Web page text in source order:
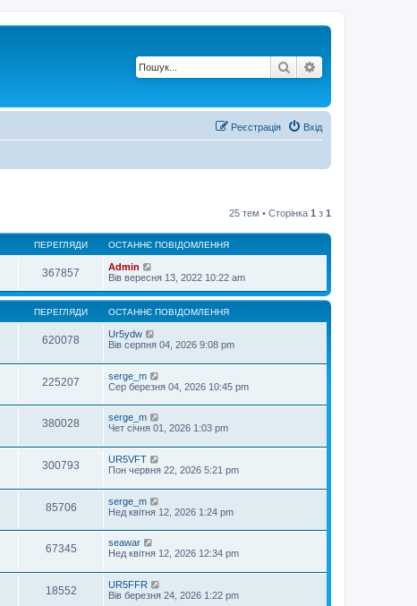
Пошук
Вхід
Реєстрація
25 тем • Сторінка 1 з 1
ПЕРЕГЛЯДИ ОСТАННЄ ПОВІДОМЛЕННЯ
367857
Admin
Вів вересня 13, 2022 10:22 am
ПЕРЕГЛЯДИ ОСТАННЄ ПОВІДОМЛЕННЯ
620078
Ur5ydw
Вів серпня 04, 2026 9:08 pm
225207
serge_m
Сер березня 04, 2026 10:45 pm
380028
serge_m
Чет січня 01, 2026 1:03 pm
300793
UR5VFT
Пон червня 22, 2026 5:21 pm
85706
serge_m
Нед квітня 12, 2026 1:24 pm
67345
seawar
Нед квітня 12, 2026 12:34 pm
18552
UR5FFR
Вів березня 24, 2026 1:22 pm